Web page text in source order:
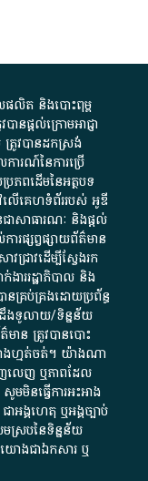
ផលិត​ និង​បោះពុម្ព​
ន​ផ្តល់​ក្រោម​អាជ្ញា
ត្រូវ​បាន​ដកស្រង់​
រណ៍​នៃ​ការ​ប្រើ
ភពដើម​នៃ​​អត្ថបទ
លើ​គេហទំព័រ​របស់​ អូ​ឌី​
ា​សាធារណៈ​ និង​ផ្តល់​
ផ្សព្វផ្សាយ​ព័ត៌មាន​
ជ្រាវ​ដើម្បី​ស្វែងរក
ារ​រដ្ឋាភិបាល​ និង
ន​គ្រប់គ្រង​ដោយ​ប្រព័ន្ធ​
ង​ទូលាយ​/​ទិន្នន័យ​
ន​ ត្រូវ​បាន​បោះ
ាង​ហ្មត់ចត់​។​ យ៉ាងណា​
ញលេញ​ ឬ​ភាព​ដែល​
មិន​ធ្វើការ​អះអាង​
អង្គហេតុ​ ឬ​អង្គច្បាប់​
ស្រប​នៃ​ទិន្នន័យ​
ោង​ជា​ឯកសារ​ ឬ​